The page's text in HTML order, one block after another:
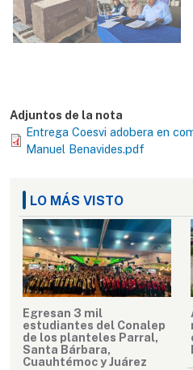
Adjuntos de la nota
Entrega Coesvi adobera en
Manuel Benavides.pdf
LO MÁS VISTO
Egresan 3 mil
estudiantes del Conalep
de los planteles Parral,
Santa Bárbara,
Cuauhtémoc y Juárez